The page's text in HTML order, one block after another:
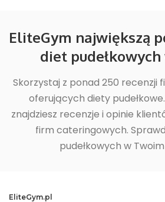
EliteGym największą
diet pudełkowych
Skorzystaj z ponad 250 recenzji
oferujących diety
znajdziesz recenzje i opinie
firm cateringowych.
pudełkowych w
EliteGym.pl